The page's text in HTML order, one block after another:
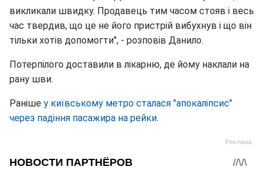
викликали швидку. Продавець тим часом стояв і весь
час твердив, що це не його пристрій вибухнув і що він
тільки хотів допомогти", - розповів Данило.
Потерпілого доставили в лікарню, де йому наклали на
рану шви.
Раніше у київському метро сталася "апокаліпсис"
через падіння пасажира на рейки.